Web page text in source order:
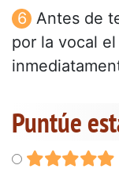
Antes de
por la vocal
Puntúe